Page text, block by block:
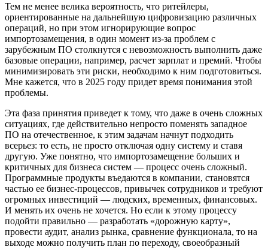
Тем не менее велика вероятность, что ритейлеры,
ориентированные на дальнейшую цифровизацию различных
операций, но при этом игнорирующие вопрос
импортозамещения, в один момент из-за проблем с
зарубежным ПО столкнутся с невозможность выполнить даже
базовые операции, например, расчет зарплат и премий. Чтобы
минимизировать эти риски, необходимо к ним подготовиться.
Мне кажется, что в 2025 году придет время понимания этой
проблемы.
Эта фаза принятия приведет к тому, что даже в очень сложных
ситуациях, где действительно непросто поменять западное
ПО на отечественное, к этим задачам начнут подходить
всерьез: то есть, не просто отключая одну систему и ставя
другую. Уже понятно, что импортозамещение больших и
критичных для бизнеса систем — процесс очень сложный.
Программные продукты въедаются в компании, становятся
частью ее бизнес-процессов, привычек сотрудников и требуют
огромных инвестиций — людских, временных, финансовых.
И менять их очень не хочется. Но если к этому процессу
подойти правильно — разработать «дорожную карту»,
провести аудит, анализ рынка, сравнение функционала, то на
выходе можно получить план по переходу, своеобразный